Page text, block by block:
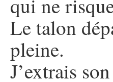
qui ne
Le talon
pleine.
J’extrais